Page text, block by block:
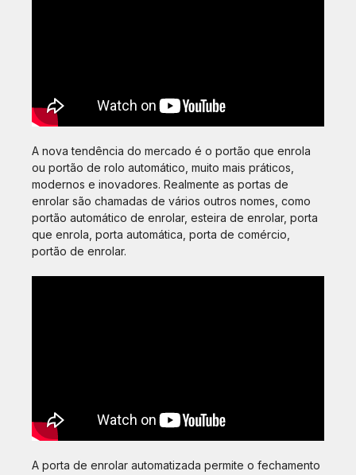
A nova tendência do mercado é o portão que enrola
ou portão de rolo automático, muito mais práticos,
modernos e inovadores. Realmente as portas de
enrolar são chamadas de vários outros nomes, como
portão automático de enrolar, esteira de enrolar, porta
que enrola, porta automática, porta de comércio,
portão de enrolar.
A porta de enrolar automatizada permite o fechamento